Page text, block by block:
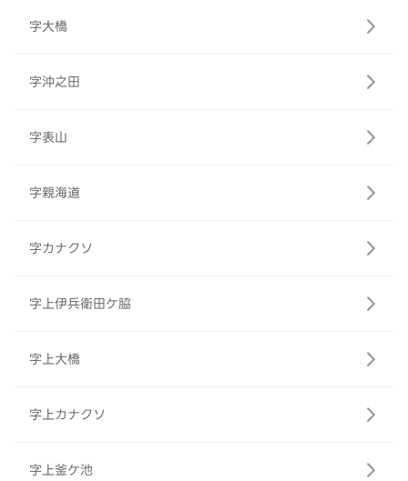
字大橋
字沖之田
字表山
字親海道
字カナクソ
字上伊兵衛田ケ脇
字上大橋
字上カナクソ
字上釜ケ池